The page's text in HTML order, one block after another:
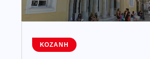
ΚΟΖΆΝΗ